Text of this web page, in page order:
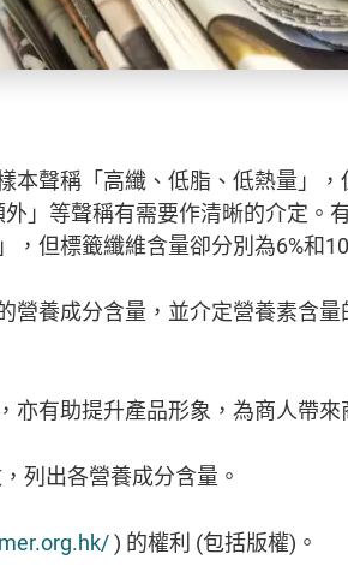
本聲稱「高纖、低脂、低熱量」，
」等聲稱有需要作清晰的介定。
但標籤纖維含量卻分別為6%和
營養成分含量，並介定營養素含量
有助提升產品形象，為商人帶來
列出各營養成分含量。
) 的權利 (包括版權)。